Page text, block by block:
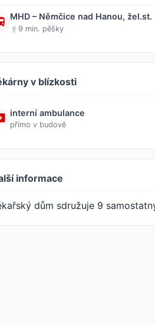
MHD – Němčice nad Hanou,
9 min. pěšky
v blízkosti
interní ambulance
přímo v budově
informace
dům sdružuje 9